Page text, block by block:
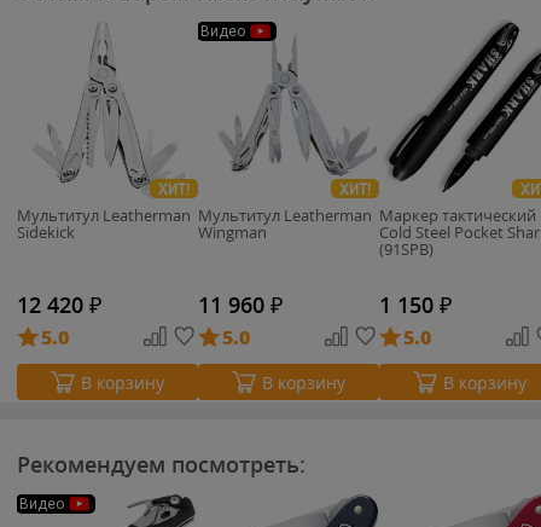
ХИТ!
Мультитул Leatherman
Sidekick
12 420 ₽
5.0
В корзину
Видео
ХИТ!
Мультитул Leatherman
Wingman
11 960 ₽
5.0
В корзину
Маркер тактический
Cold Steel Pocket
(91SPB)
1 150 ₽
5.0
В корзину
Рекомендуем посмотреть:
Видео